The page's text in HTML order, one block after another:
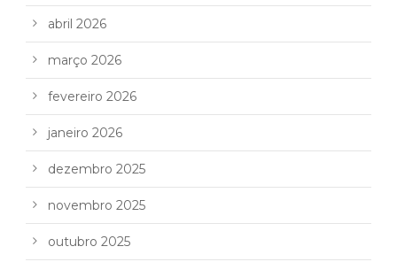
abril 2026
março 2026
fevereiro 2026
janeiro 2026
dezembro 2025
novembro 2025
outubro 2025